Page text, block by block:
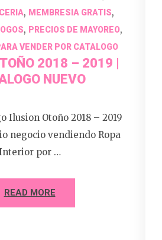
, MEMBRESIA GRATIS,
, PRECIOS DE MAYOREO,
VENDER POR CATALOGO
2018 – 2019 |
NUEVO
Ilusion Otoño 2018 – 2019
negocio vendiendo Ropa
por …
READ MORE